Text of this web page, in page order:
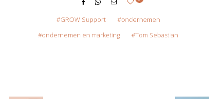
GROW Support
ondernemen
ondernemen en marketing
Tom Sebastian